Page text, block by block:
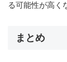
る可能性が高く
まとめ